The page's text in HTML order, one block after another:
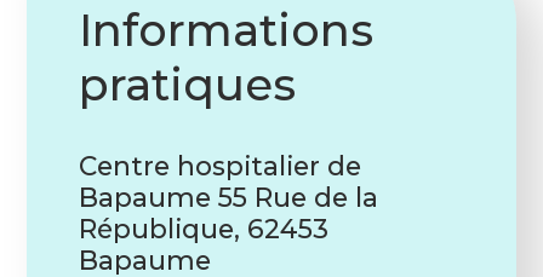
Informations
pratiques
Centre hospitalier de
Bapaume 55 Rue de la
République, 62453
Bapaume